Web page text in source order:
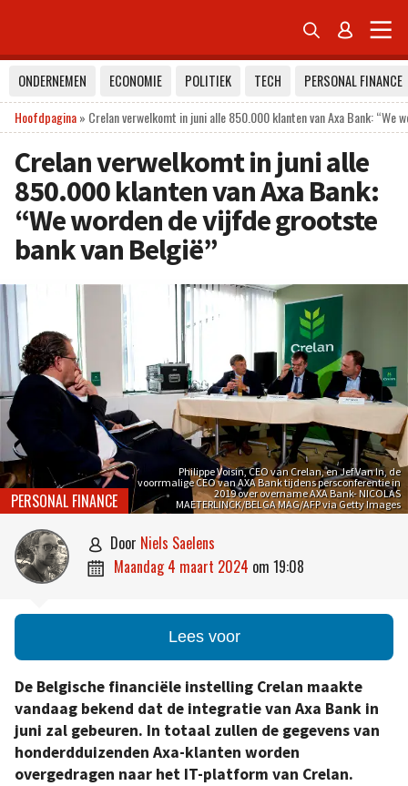
 
ONDERNEMEN ECONOMIE POLITIEK TECH
PERSONAL FINANCE
Hoofdpagina» Crelan verwelkomt in juni alle 850.000 klanten van Axa Bank: “We
Crelan verwelkomt in juni alle
850.000 klanten van Axa Bank:
“We worden de vijfde grootste
bank van België”
Philippe Voisin, CEO van Crelan, en Jef Van In, de
voorrmalige CEO van AXA Bank tijdens persconferentie in
2019 over overname AXA Bank- NICOLAS
MAETERLINCK/BELGA MAG/AFP via Getty Images
PERSONAL FINANCE
 door Niels Saelens
 maandag 4 maart 2024 om 19:08
Lees voor
De Belgische financiële instelling Crelan maakte
vandaag bekend dat de integratie van Axa Bank in
juni zal gebeuren. In totaal zullen de gegevens van
honderdduizenden Axa-klanten worden
overgedragen naar het IT-platform van Crelan.